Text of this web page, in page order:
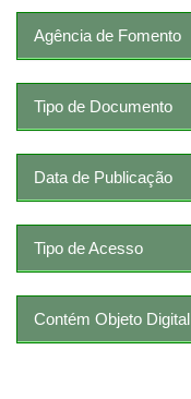
Agência de Fomento
Tipo de Documento
Data de Publicação
Tipo de Acesso
Contém Objeto Digital